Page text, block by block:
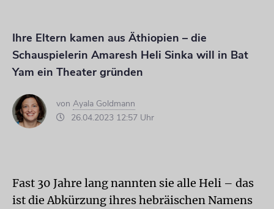
Ihre Eltern kamen aus Äthiopien – die
Schauspielerin Amaresh Heli Sinka will in Bat
Yam ein Theater gründen
von Ayala Goldmann
26.04.2023 12:57 Uhr
Fast 30 Jahre lang nannten sie alle Heli – das
ist die Abkürzung ihres heb­räischen Namens